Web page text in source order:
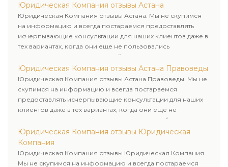
Юридическая Компания отзывы Астана
Юридическая Компания отзывы Астана. Мы не скупимся
на информацию и всегда постараемся предоставлять
исчерпывающие консультации для наших клиентов даже в
тех вариантах, когда они еще не пользовались
юридическими услугами нашей компании.
Юридическая Компания отзывы Астана Правоведы
Юридическая Компания отзывы Астана Правоведы. Мы не
скупимся на информацию и всегда постараемся
предоставлять исчерпывающие консультации для наших
клиентов даже в тех вариантах, когда они еще не
пользовались юридическими услугами нашей компании.
Юридическая Компания отзывы Юридическая
Компания
Юридическая Компания отзывы Юридическая Компания.
Мы не скупимся на информацию и всегда постараемся